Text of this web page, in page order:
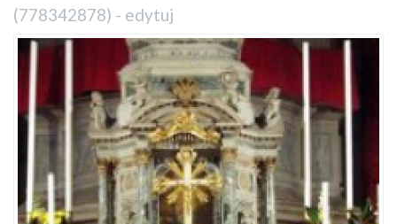
(778342878) - edytuj